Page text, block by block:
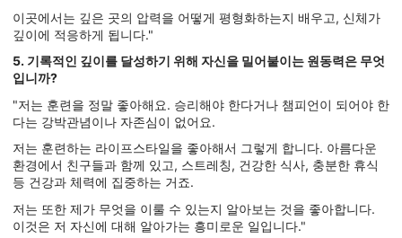
이곳에서는 깊은 곳의 압력을 어떻게 평형화하는지 배우고, 신체가
깊이에 적응하게 됩니다."
5. 기록적인 깊이를 달성하기 위해 자신을 밀어붙이는 원동력은 무엇
입니까?
"저는 훈련을 정말 좋아해요. 승리해야 한다거나 챔피언이 되어야 한
다는 강박관념이나 자존심이 없어요.
저는 훈련하는 라이프스타일을 좋아해서 그렇게 합니다. 아름다운
환경에서 친구들과 함께 있고, 스트레칭, 건강한 식사, 충분한 휴식
등 건강과 체력에 집중하는 거죠.
저는 또한 제가 무엇을 이룰 수 있는지 알아보는 것을 좋아합니다.
이것은 저 자신에 대해 알아가는 흥미로운 일입니다."